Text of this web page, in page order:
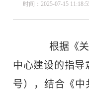
时间：2025-07-15
根据《
中心建设的指导
号），结合《中